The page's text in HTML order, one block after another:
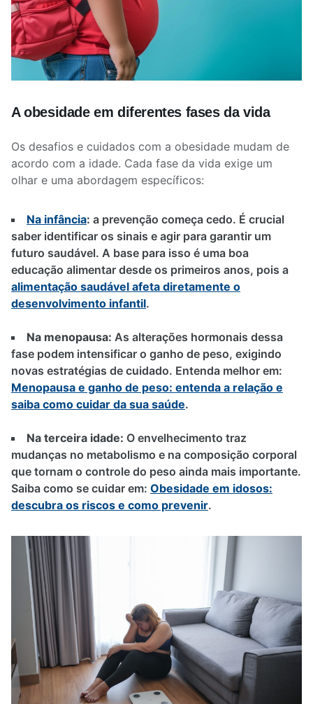
A obesidade em diferentes fases da vida
Os desafios e cuidados com a obesidade mudam de
acordo com a idade. Cada fase da vida exige um
olhar e uma abordagem específicos:
Na infância: a prevenção começa cedo. É crucial
saber identificar os sinais e agir para garantir um
futuro saudável. A base para isso é uma boa
educação alimentar desde os primeiros anos, pois a
alimentação saudável afeta diretamente o
desenvolvimento infantil.
Na menopausa: As alterações hormonais dessa
fase podem intensificar o ganho de peso, exigindo
novas estratégias de cuidado. Entenda melhor em:
Menopausa e ganho de peso: entenda a relação e
saiba como cuidar da sua saúde.
Na terceira idade: O envelhecimento traz
mudanças no metabolismo e na composição corporal
que tornam o controle do peso ainda mais importante.
Saiba como se cuidar em: Obesidade em idosos:
descubra os riscos e como prevenir.